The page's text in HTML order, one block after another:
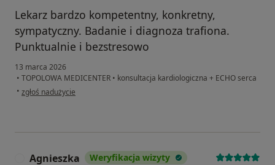
Lekarz bardzo kompetentny, konkretny,
sympatyczny. Badanie i diagnoza trafiona.
Punktualnie i bezstresowo
13 marca 2026
• TOPOLOWA MEDICENTER • konsultacja kardiologiczna + ECHO serca
• w opinii użytkownika Marzena
zgłoś nadużycie
Agnieszka Weryfikacja wizyty